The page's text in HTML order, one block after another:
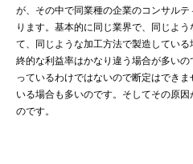
が、その中で同業種の企業のコンサル
ります。基本的に同じ業界で、同じよ
て、同じような加工方法で製造してい
終的な利益率はかなり違う場合が多い
っているわけではないので断定はでき
いる場合も多いのです。そしてその原因
のです。